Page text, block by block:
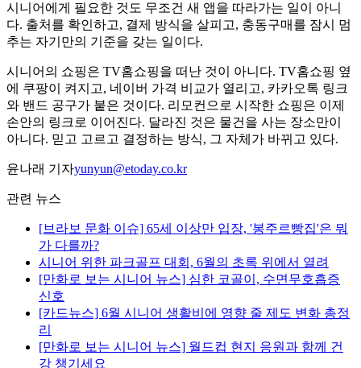
시니어에게 필요한 것도 무조건 새 앱을 따라가는 일이 아니
다. 출처를 확인하고, 결제 방식을 살피고, 충동구매를 잠시 멈
추는 자기만의 기준을 갖는 일이다.
시니어의 쇼핑은 TV홈쇼핑을 떠난 것이 아니다. TV홈쇼핑 옆
에 쿠팡이 켜지고, 네이버 가격 비교가 열리고, 카카오톡 링크
와 밴드 공구가 붙은 것이다. 리모컨으로 시작한 쇼핑은 이제
손안의 링크로 이어진다. 달라진 것은 물건을 사는 장소만이
아니다. 믿고 고르고 결정하는 방식, 그 자체가 바뀌고 있다.
윤나래 기자yunyun@etoday.co.kr
관련 뉴스
[브라보 문화 이슈] 65세 이상만 입장, '봉주르빵집'은 뭐
가 다를까?
시니어 위한 파크골프 대회, 6월의 초록 위에서 열려
[만화로 보는 시니어 뉴스] 심한 코골이, 수면무호흡증
신호
[카드뉴스] 6월 시니어 생활비에 영향 줄 제도 변화 총정
리
[만화로 보는 시니어 뉴스] 월드컵 현지 응원과 함께 건
강 챙기세요